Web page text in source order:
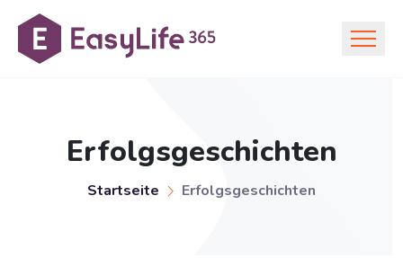
Erfolgsgeschichten
Startseite Erfolgsgeschichten